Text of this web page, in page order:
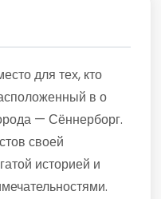
для тех, кто
в о
— Сённерборг.
своей
историей и